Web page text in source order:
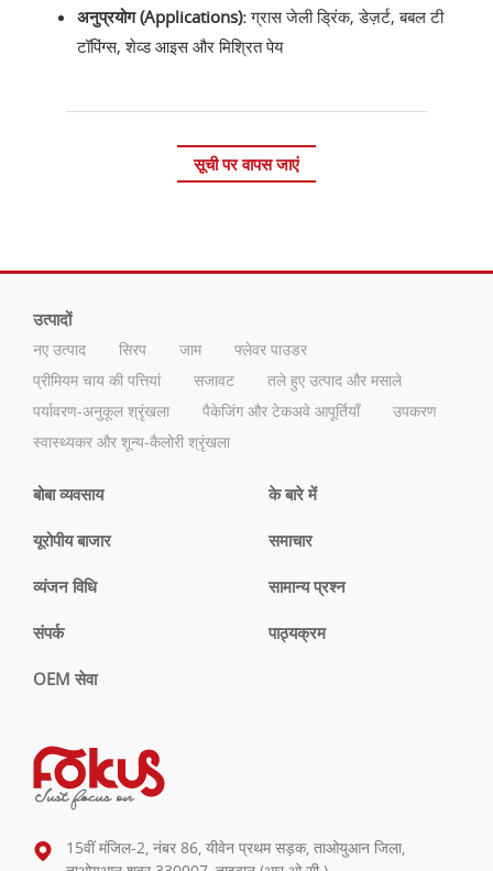
अनुप्रयोग (Applications):ग्रास जेली ड्रिंक, डेज़र्ट, बबल टी
टॉपिंग्स, शेव्ड आइस और मिश्रित पेय
सूची पर वापस जाएं
उत्पादों
नए उत्पाद सिरप जाम
फ्लेवर पाउडर
प्रीमियम चाय की पत्तियां
सजावट
तले हुए उत्पाद और मसाले
पर्यावरण-अनुकूल श्रृंखला
पैकेजिंग और टेकअवे आपूर्तियाँ
उपकरण
स्वास्थ्यकर और शून्य-कैलोरी श्रृंखला
बोबा व्यवसाय के बारे में
यूरोपीय बाजार समाचार
व्यंजन विधि सामान्य प्रश्न
संपर्क पाठ्यक्रम
OEM सेवा
15वीं मंजिल-2, नंबर 86, यीवेन प्रथम सड़क, ताओयुआन जिला,